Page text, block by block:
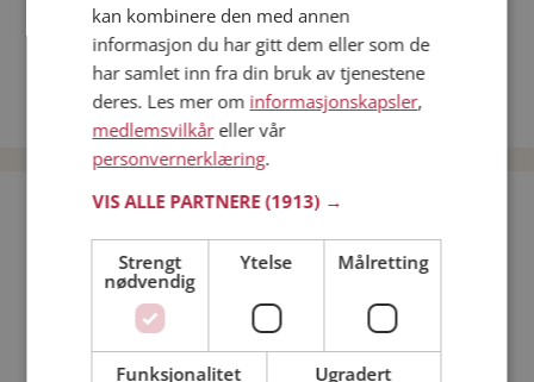
Flere singlemenn fra Årdal: Josh, Preben
Kvinner fra Årdal
Date kvinner i Norge
Date menn i Norge
Bli medlem gratis!
Jeg er en:
kan kombinere den med annen
informasjon du har gitt dem eller som de
har samlet inn fra din bruk av tjenestene
deres. Les mer om informasjonskapsler,
medlemsvilkåreller vår
personvernerklæring.
VIS ALLE PARTNERE(1913) →
Strengt
nødvendig
Ytelse Målretting
Funksjonalitet Ugradert